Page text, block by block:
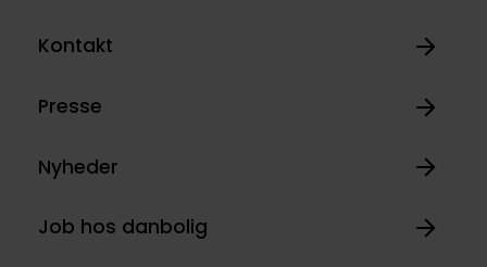
Kontakt
Presse
Nyheder
Job hos danbolig